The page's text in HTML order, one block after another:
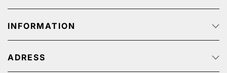
Startsidan
Om oss
Job
Spåra ditt paket
INFORMATION
Kundservice
Integritetspolicy
Köp & Leveransvillkor
ADRESS